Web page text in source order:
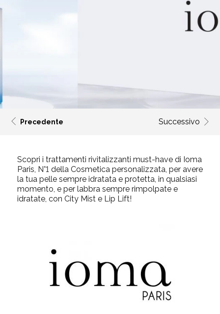
Precedente Successivo
Scopri i trattamenti rivitalizzanti must-have di Ioma
Paris, N°1 della Cosmetica personalizzata, per avere
la tua pelle sempre idratata e protetta, in qualsiasi
momento, e per labbra sempre rimpolpate e
idratate, con City Mist e Lip Lift!